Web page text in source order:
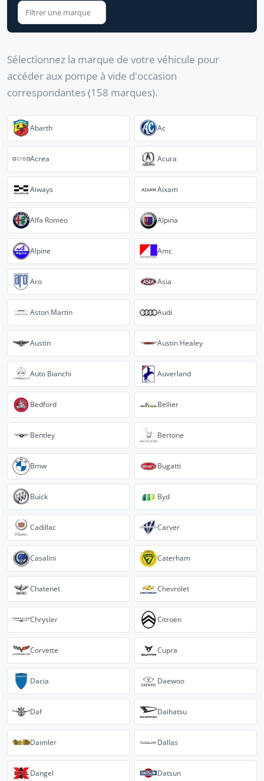
Sélectionnez la marque de votre véhicule pour
accéder aux pompe à vide d'occasion
correspondantes (158 marques).
Abarth Ac
Acrea Acura
Aiways Aixam
Alfa Romeo Alpina
Alpine Amc
Aro Asia
Aston Martin Audi
Austin Austin Healey
Auto Bianchi Auverland
Bedford Bellier
Bentley Bertone
Bmw Bugatti
Buick Byd
Cadillac Carver
Casalini Caterham
Chatenet Chevrolet
Chrysler Citroen
Corvette Cupra
Dacia Daewoo
Daf Daihatsu
Daimler Dallas
Dangel Datsun